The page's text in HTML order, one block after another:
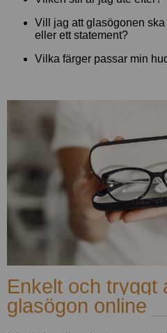
Vill jag att glasögonen
eller ett statement?
Vilka färger passar min
Enkelt och tryggt
glasögon online